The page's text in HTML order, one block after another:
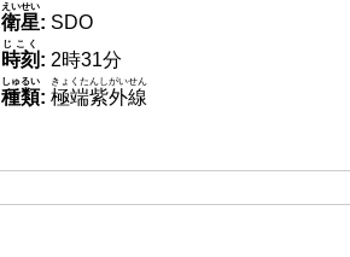
衛星
えいせい
: SDO
時刻
じこく
: 2時31分
種類
しゅるい
: 極端紫外線
きょくたんしがいせん